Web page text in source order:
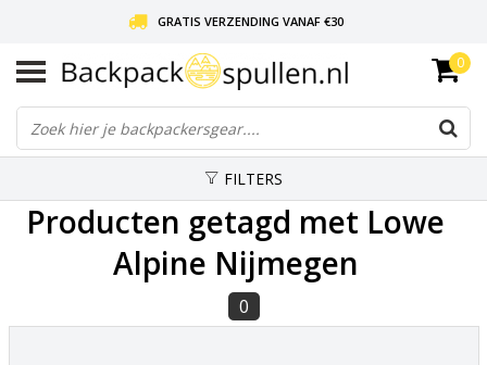
GRATIS VERZENDING VANAF €30
LIEFDE VOOR BACKPACKEN!
30 DAGEN GRATIS RETOUR
0
FILTERS
Producten getagd met Lowe
Alpine Nijmegen
0